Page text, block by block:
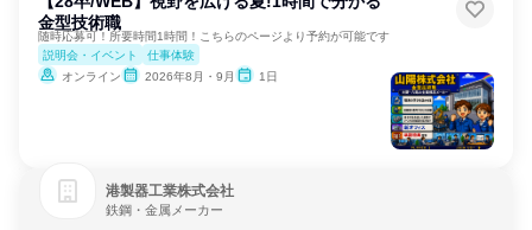
金型技術職
随時応募可！所要時間1時間！こちらのページより予約が可能です
説明会・イベント
仕事体験
オンライン
2026年8月・9月 1日
港製器工業株式会社
鉄鋼・金属メーカー